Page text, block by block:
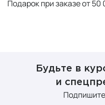
Подарок при заказе от 50
Будьте в
и